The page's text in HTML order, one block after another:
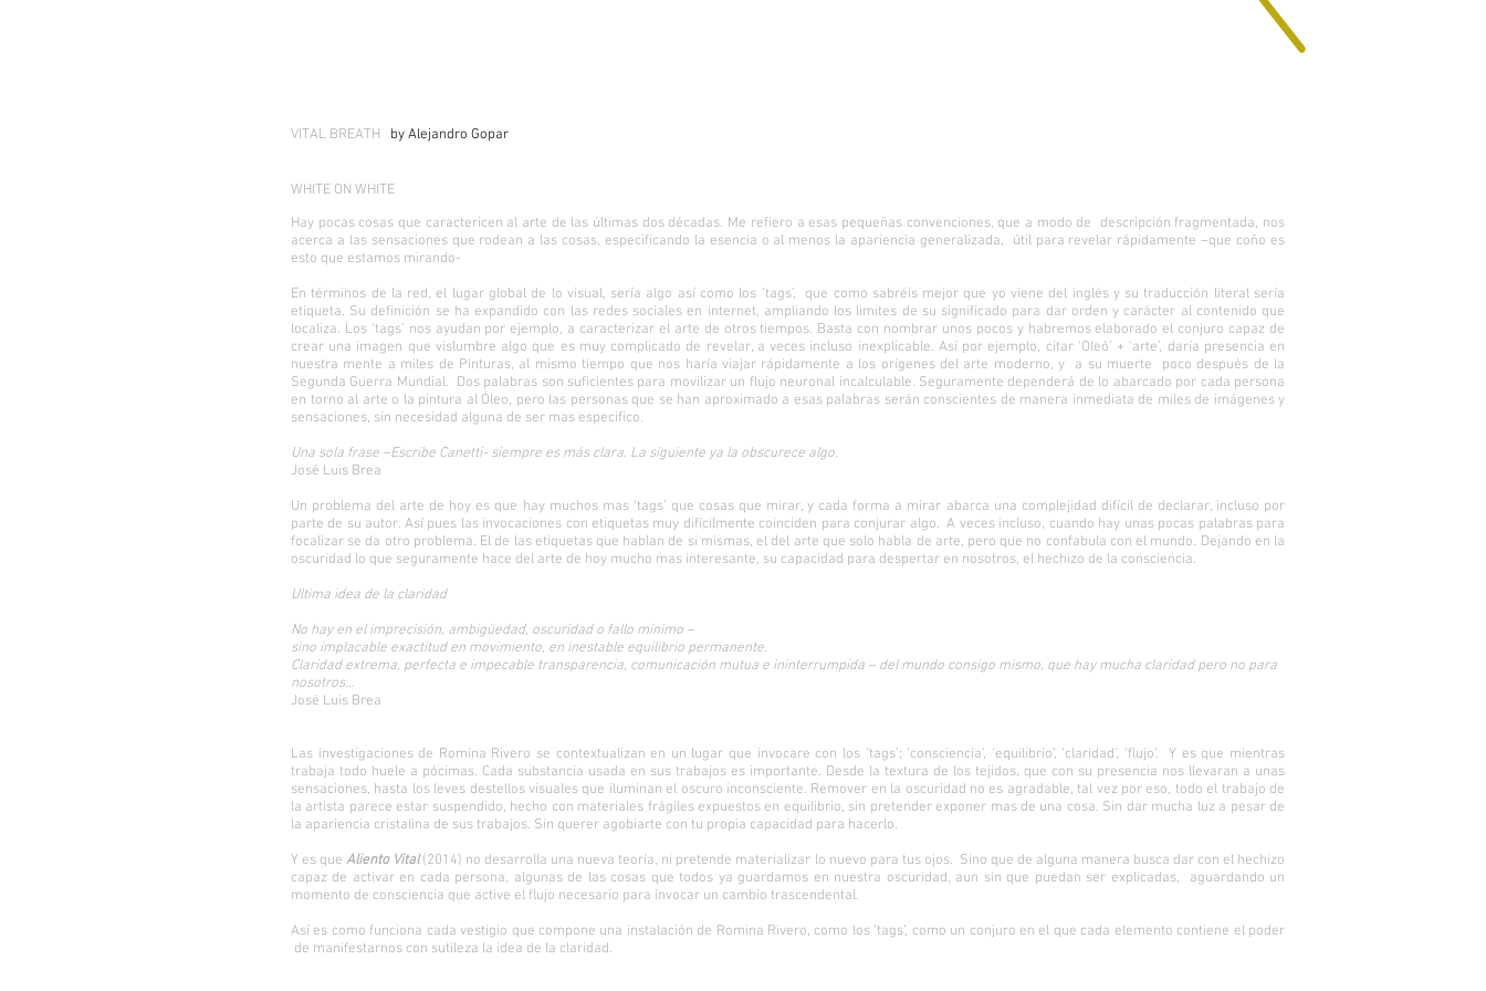
VITAL BREATH by Alejandro Gopar
WHITE ON WHITE
Hay pocas cosas que caractericen al arte de las últimas dos décadas. Me refiero a esas pequeñas convenciones, que a modo de descripción fragmentada, nos
acerca a las sensaciones que rodean a las cosas, especificando la esencia o al menos la apariencia generalizada, útil para revelar rápidamente –que coño es
esto que estamos mirando-
En términos de la red, el lugar global de lo visual, sería algo así como los ‘tags’, que como sabréis mejor que yo viene del inglés y su traducción literal sería
etiqueta. Su definición se ha expandido con las redes sociales en internet, ampliando los limites de su significado para dar orden y carácter al contenido que
localiza. Los ‘tags’ nos ayudan por ejemplo, a caracterizar el arte de otros tiempos. Basta con nombrar unos pocos y habremos elaborado el conjuro capaz de
crear una imagen que vislumbre algo que es muy complicado de revelar, a veces incluso inexplicable. Así por ejemplo, citar ‘Oleó’ + ‘arte’, daría presencia en
nuestra mente a miles de Pinturas, al mismo tiempo que nos haría viajar rápidamente a los orígenes del arte moderno, y a su muerte poco después de la
Segunda Guerra Mundial. Dos palabras son suficientes para movilizar un flujo neuronal incalculable. Seguramente dependerá de lo abarcado por cada persona
en torno al arte o la pintura al Óleo, pero las personas que se han aproximado a esas palabras serán conscientes de manera inmediata de miles de imágenes y
sensaciones, sin necesidad alguna de ser mas especifico.
Una sola frase –Escribe Canetti- siempre es más clara. La siguiente ya la obscurece algo.
José Luis Brea
Un problema del arte de hoy es que hay muchos mas ‘tags’ que cosas que mirar, y cada forma a mirar abarca una complejidad difícil de declarar, incluso por
parte de su autor. Así pues las invocaciones con etiquetas muy difícilmente coinciden para conjurar algo. A veces incluso, cuando hay unas pocas palabras para
focalizar se da otro problema. El de las etiquetas que hablan de si mismas, el del arte que solo habla de arte, pero que no confabula con el mundo. Dejando en la
oscuridad lo que seguramente hace del arte de hoy mucho mas interesante, su capacidad para despertar en nosotros, el hechizo de la consciencia.
Ultima idea de la claridad
No hay en el imprecisión, ambigüedad, oscuridad o fallo mínimo –
sino implacable exactitud en movimiento, en inestable equilibrio permanente.
Claridad extrema, perfecta e impecable transparencia, comunicación mutua e ininterrumpida – del mundo consigo mismo, que hay mucha claridad pero no para
nosotros…
José Luis Brea
Las investigaciones de Romina Rivero se contextualizan en un lugar que invocare con los ‘tags’; ‘consciencia’, ‘equilibrio’, ‘claridad’, ‘flujo’. Y es que mientras
trabaja todo huele a pócimas. Cada substancia usada en sus trabajos es importante. Desde la textura de los tejidos, que con su presencia nos llevaran a unas
sensaciones, hasta los leves destellos visuales que iluminan el oscuro inconsciente. Remover en la oscuridad no es agradable, tal vez por eso, todo el trabajo de
la artista parece estar suspendido, hecho con materiales frágiles expuestos en equilibrio, sin pretender exponer mas de una cosa. Sin dar mucha luz a pesar de
la apariencia cristalina de sus trabajos. Sin querer agobiarte con tu propia capacidad para hacerlo.
Y es queAliento Vital(2014) no desarrolla una nueva teoría, ni pretende materializar lo nuevo para tus ojos. Sino que de alguna manera busca dar con el hechizo
capaz de activar en cada persona, algunas de las cosas que todos ya guardamos en nuestra oscuridad, aun sin que puedan ser explicadas, aguardando un
momento de consciencia que active el flujo necesario para invocar un cambio trascendental.
Así es como funciona cada vestigio que compone una instalación de Romina Rivero, como los ‘tags’, como un conjuro en el que cada elemento contiene el poder
de manifestarnos con sutileza la idea de la claridad.